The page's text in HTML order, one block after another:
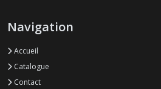
Navigation
Accueil
Catalogue
Contact